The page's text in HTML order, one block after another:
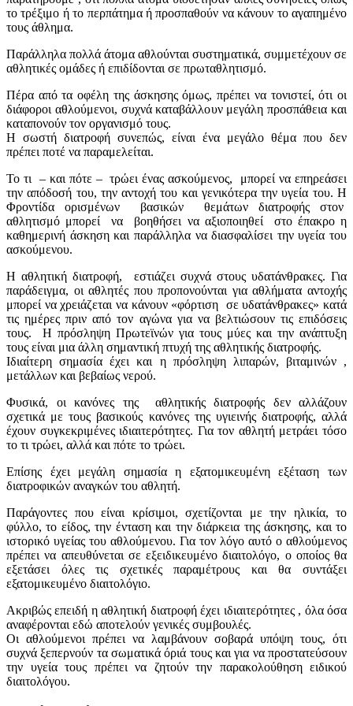
το τρέξιμο ή το περπάτημα ή προσπαθούν να κάνουν το αγαπημένο
τους άθλημα.
Παράλληλα πολλά άτομα αθλούνται συστηματικά, συμμετέχουν σε
αθλητικές ομάδες ή επιδίδονται σε πρωταθλητισμό.
Πέρα από τα οφέλη της άσκησης όμως, πρέπει να τονιστεί, ότι οι
διάφοροι αθλούμενοι, συχνά καταβάλλουν μεγάλη προσπάθεια και
καταπονούν τον οργανισμό τους.
Η σωστή διατροφή συνεπώς, είναι ένα μεγάλο θέμα που δεν
πρέπει ποτέ να παραμελείται.
Το τι – και πότε – τρώει ένας ασκούμενος, μπορεί να επηρεάσει
την απόδοσή του, την αντοχή του και γενικότερα την υγεία του. Η
Φροντίδα ορισμένων βασικών θεμάτων διατροφής στον
αθλητισμό μπορεί να βοηθήσει να αξιοποιηθεί στο έπακρο η
καθημερινή άσκηση και παράλληλα να διασφαλίσει την υγεία του
ασκούμενου.
Η αθλητική διατροφή, εστιάζει συχνά στους υδατάνθρακες. Για
παράδειγμα, οι αθλητές που προπονούνται για αθλήματα αντοχής
μπορεί να χρειάζεται να κάνουν «φόρτιση σε υδατάνθρακες» κατά
τις ημέρες πριν από τον αγώνα για να βελτιώσουν τις επιδόσεις
τους. Η πρόσληψη Πρωτεϊνών για τους μύες και την ανάπτυξη
τους είναι μια άλλη σημαντική πτυχή της αθλητικής διατροφής.
Ιδιαίτερη σημασία έχει και η πρόσληψη λιπαρών, βιταμινών ,
μετάλλων και βεβαίως νερού.
Φυσικά, οι κανόνες της αθλητικής διατροφής δεν αλλάζουν
σχετικά με τους βασικούς κανόνες της υγιεινής διατροφής, αλλά
έχουν συγκεκριμένες ιδιαιτερότητες. Για τον αθλητή μετράει τόσο
το τι τρώει, αλλά και πότε το τρώει.
Επίσης έχει μεγάλη σημασία η εξατομικευμένη εξέταση των
διατροφικών αναγκών του αθλητή.
Παράγοντες που είναι κρίσιμοι, σχετίζονται με την ηλικία, το
φύλλο, το είδος, την ένταση και την διάρκεια της άσκησης, και το
ιστορικό υγείας του αθλούμενου. Για τον λόγο αυτό ο αθλούμενος
πρέπει να απευθύνεται σε εξειδικευμένο διαιτολόγο, ο οποίος θα
εξετάσει όλες τις σχετικές παραμέτρους και θα συντάξει
εξατομικευμένο διαιτολόγιο.
Ακριβώς επειδή η αθλητική διατροφή έχει ιδιαιτερότητες , όλα όσα
αναφέρονται εδώ αποτελούν γενικές συμβουλές.
Οι αθλούμενοι πρέπει να λαμβάνουν σοβαρά υπόψη τους, ότι
συχνά ξεπερνούν τα σωματικά όριά τους και για να προστατεύσουν
την υγεία τους πρέπει να ζητούν την παρακολούθηση ειδικού
διαιτολόγου.